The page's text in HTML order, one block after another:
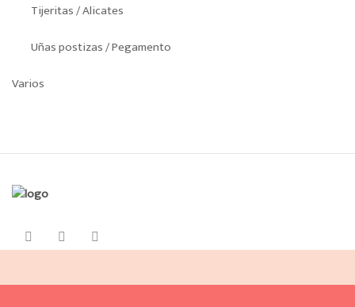
Tijeritas / Alicates
Uñas postizas / Pegamento
Varios